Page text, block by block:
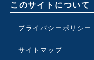
このサイトについて
プライバシーポリシー
サイトマップ